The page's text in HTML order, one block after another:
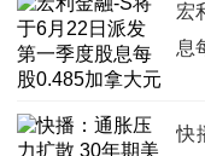
宏
息
快